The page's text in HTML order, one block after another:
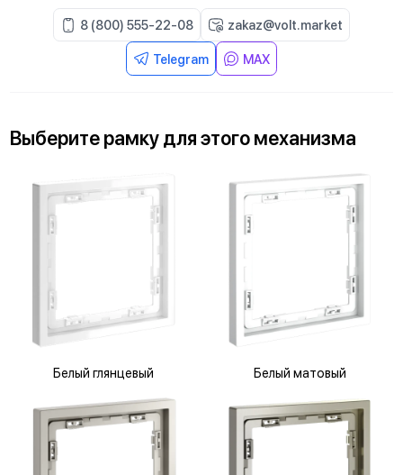
8 (800) 555-22-08 zakaz@volt.market
Telegram MAX
Выберитерамку дляэтого механизма
Белый глянцевый Белый матовый